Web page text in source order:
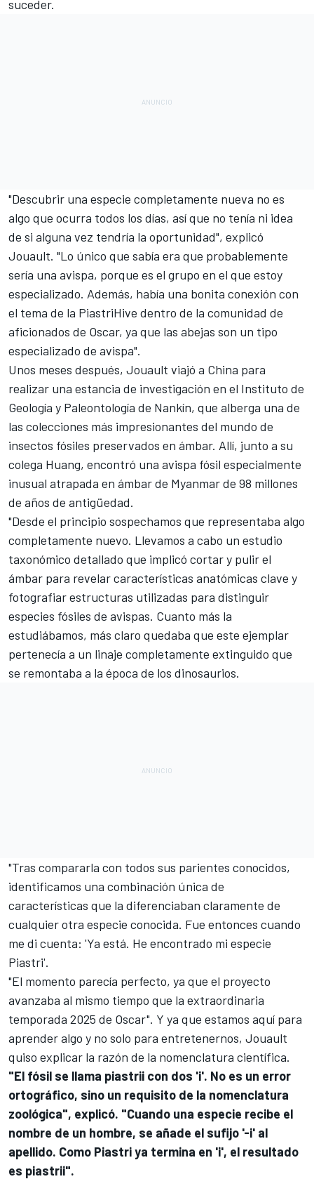
suceder.
"Descubrir una especie completamente nueva no es
algo que ocurra todos los días, así que no tenía ni idea
de si alguna vez tendría la oportunidad", explicó
Jouault. "Lo único que sabía era que probablemente
sería una avispa, porque es el grupo en el que estoy
especializado. Además, había una bonita conexión con
el tema de la PiastriHive dentro de la comunidad de
aficionados de Oscar, ya que las abejas son un tipo
especializado de avispa".
Unos meses después, Jouault viajó a China para
realizar una estancia de investigación en el Instituto de
Geología y Paleontología de Nankín, que alberga una de
las colecciones más impresionantes del mundo de
insectos fósiles preservados en ámbar. Allí, junto a su
colega Huang, encontró una avispa fósil especialmente
inusual atrapada en ámbar de Myanmar de 98 millones
de años de antigüedad.
"Desde el principio sospechamos que representaba algo
completamente nuevo. Llevamos a cabo un estudio
taxonómico detallado que implicó cortar y pulir el
ámbar para revelar características anatómicas clave y
fotografiar estructuras utilizadas para distinguir
especies fósiles de avispas. Cuanto más la
estudiábamos, más claro quedaba que este ejemplar
pertenecía a un linaje completamente extinguido que
se remontaba a la época de los dinosaurios.
"Tras compararla con todos sus parientes conocidos,
identificamos una combinación única de
características que la diferenciaban claramente de
cualquier otra especie conocida. Fue entonces cuando
me di cuenta: 'Ya está. He encontrado mi especie
Piastri'.
"El momento parecía perfecto, ya que el proyecto
avanzaba al mismo tiempo que la extraordinaria
temporada 2025 de Oscar". Y ya que estamos aquí para
aprender algo y no solo para entretenernos, Jouault
quiso explicar la razón de la nomenclatura científica.
"El fósil se llama piastrii con dos 'i'. No es un error
ortográfico, sino un requisito de la nomenclatura
zoológica", explicó. "Cuando una especie recibe el
nombre de un hombre, se añade el sufijo '-i' al
apellido. Como Piastri ya termina en 'i', el resultado
es piastrii".